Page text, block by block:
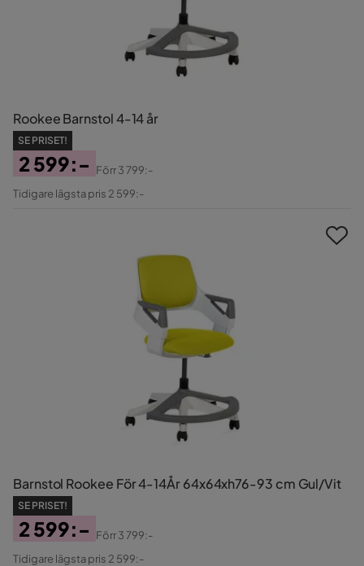
Rookee Barnstol 4-14 år
SE PRISET!
Pris
2 599:-
Original
Förr3 799:-
Tidigare lägsta pris 2 599:-
Barnstol Rookee För 4-14År 64x64xh76-93 cm Gul/Vit
SE PRISET!
Pris
2 599:-
Original
Förr3 799:-
Tidigare lägsta pris 2 599:-